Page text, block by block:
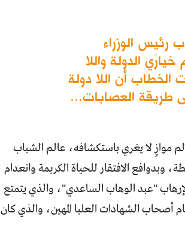
رئيس الوزراء
الدولة واللا
الخطاب أن اللا دولة
طريقة العصابات...
موازٍ لا يغري باستكشافه، عالم الشباب
وبدوافع الافتقار للحياة الكريمة وانعدام
"عبد الوهاب الساعدي"، والذي يتمتع
أصحاب الشهادات العليا المهين، والذي كان